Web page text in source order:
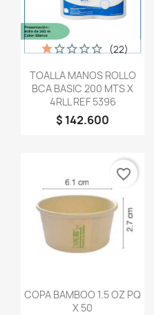
 Vista rápida
TOALLA MANOS ROLLO
BCA BASIC 200 MTS X
4RLL REF 5396
$ 142.600
(22)
Vista rápida
COPA BAMBOO 1.5 OZ PQ
X 50
favorite_border